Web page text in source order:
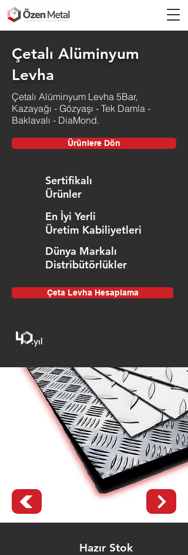
Çetalı Alüminyum
Levha
Çetalı Alüminyum Levha 5Bar,
Kazayağı - Gözyaşı - Tek Damla -
Baklavalı - DiaMond.
Ürünlere Dön
Sertifikalı
Ürünler
En İyi Yerli
Üretim Kabiliyetleri
Dünya Markalı
Distribütörlükler
Çeta Levha Hesaplama
Hazır Stok